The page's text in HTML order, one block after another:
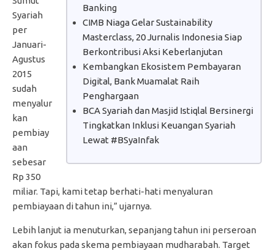
Banking
CIMB Niaga Gelar Sustainability
Masterclass, 20 Jurnalis Indonesia Siap
Berkontribusi Aksi Keberlanjutan
Kembangkan Ekosistem Pembayaran
Digital, Bank Muamalat Raih
Penghargaan
BCA Syariah dan Masjid Istiqlal Bersinergi
Tingkatkan Inklusi Keuangan Syariah
Lewat #BSyaInfak
Syariah
per
Januari-
Agustus
2015
sudah
menyalur
kan
pembiay
aan
sebesar
Rp 350
miliar. Tapi, kami tetap berhati-hati menyaluran
pembiayaan di tahun ini,” ujarnya.
Lebih lanjut ia menuturkan, sepanjang tahun ini perseroan
akan fokus pada skema pembiayaan mudharabah. Target